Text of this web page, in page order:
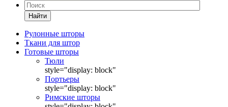
Найти
Рулонные шторы
Ткани для штор
Готовые шторы
Тюли
style="display: block"
Портьеры
style="display: block"
Римские шторы